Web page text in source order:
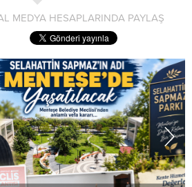
MEDYA HESAPLARINDA PAYLAŞ